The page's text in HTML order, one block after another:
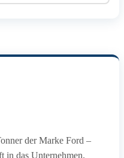
der Marke Ford –
in das Unternehmen.